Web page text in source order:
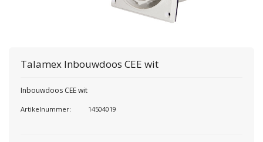
Talamex Inbouwdoos CEE wit
Inbouwdoos CEE wit
Artikelnummer: 14504019